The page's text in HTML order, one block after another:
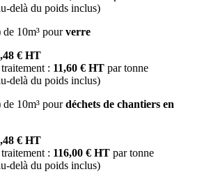
delà du poids inclus)
10m³ pourverre
€ HT
: 11,60 € HT par tonne
delà du poids inclus)
10m³ pourdéchets de chantiers en
€ HT
: 116,00 € HT par tonne
delà du poids inclus)